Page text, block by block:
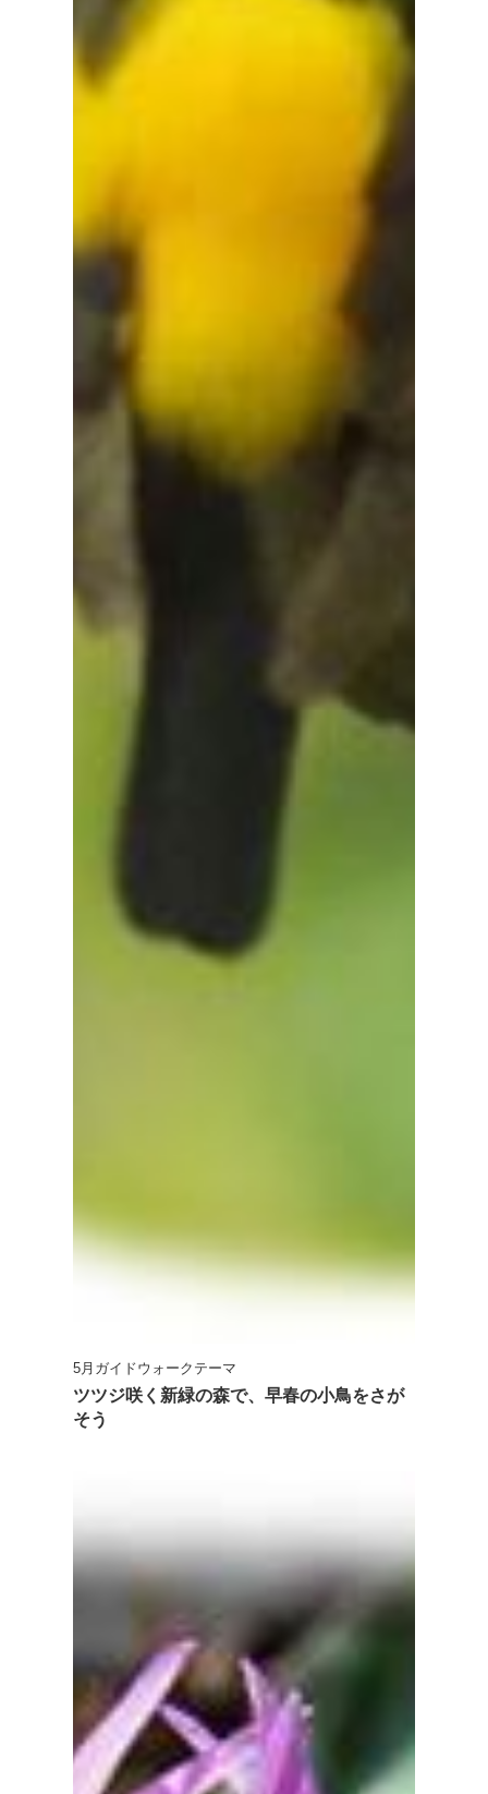
5月ガイドウォークテーマ
ツツジ咲く新緑の森で、早春の小鳥をさが
そう